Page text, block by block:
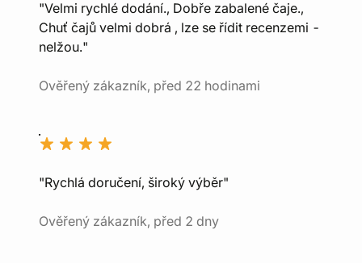
"Velmi rychlé dodání., Dobře zabalené čaje.,
Chuť čajů velmi dobrá , lze se řídit recenzemi -
nelžou."
Ověřený zákazník, před 22 hodinami
"Rychlá doručení, široký výběr"
Ověřený zákazník, před 2 dny